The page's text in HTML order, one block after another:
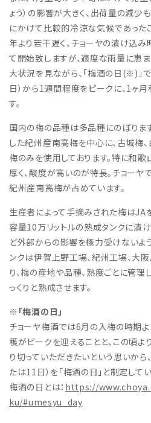
ょう）の影響が大きく、出荷量の減少
にかけて比較的冷涼な気候であった
年より若干遅く、チョーヤの漬け込
て開始致しますが、適度な雨量に恵
大状況を見ながら、「梅酒の日(※)」
日）から1週間程度をピークに、1ヶ
す。
国内の梅の品種は多品種にのぼりま
した紀州産南高梅を中心に、古城梅
梅のみを使用しております。特に和
厚く、酸度が高いのが特長。チョー
紀州産南高梅が占めています。
生産者によって手摘みされた梅はJA
容量10万リットルの熟成タンクに漬け
ど外部からの影響を極力受けないよ
ンクは伊賀上野工場、紀州工場、大
り、梅の産地や品種、熟度ごとに管理
っくりと熟成させます。
※「梅酒の日」
チョーヤ梅酒では6月の入梅の時期
穫がピークを迎えることと、この頃
り切っていただきたいという思いか
たは11日）を「梅酒の日」と制定して
梅酒の日とは： https://
ku/#umesyu_day